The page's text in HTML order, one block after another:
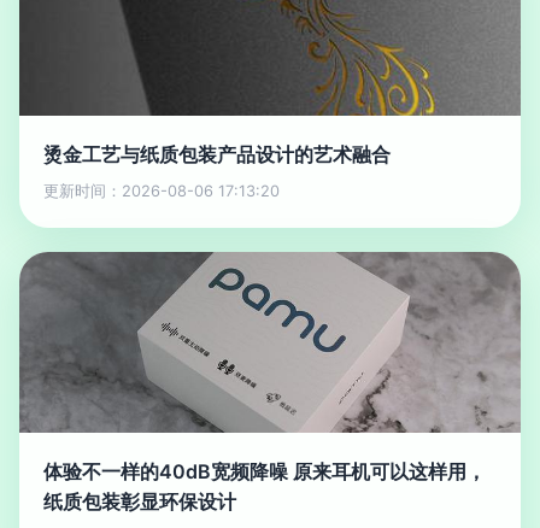
烫金工艺与纸质包装产品设计的艺术融合
更新时间：2026-08-06 17:13:20
体验不一样的40dB宽频降噪 原来耳机可以这样用，
纸质包装彰显环保设计